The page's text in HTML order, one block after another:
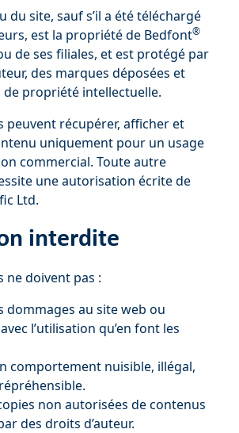
du site, sauf s’il a été téléchargé
est la propriété de Bedfont®
de ses filiales, et est protégé par
des marques déposées et
de propriété intellectuelle.
peuvent récupérer, afficher et
uniquement pour un usage
commercial. Toute autre
une autorisation écrite de
Ltd.
interdite
ne doivent pas :
dommages au site web ou
l’utilisation qu’en font les
comportement nuisible, illégal,
non autorisées de contenus
des droits d’auteur.